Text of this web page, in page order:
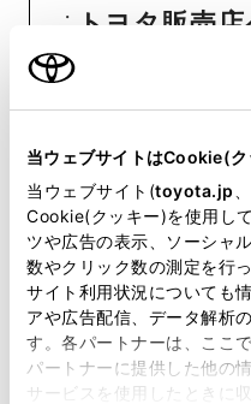
当ウェブサイトはCookie(ク
当ウェブサイト(toyota.jp
Cookie(クッキー)を使用し
ツや広告の表示、ソーシャ
数やクリック数の測定を行
サイト利用状況についても
アや広告配信、データ解析
す。各パートナーは、ここ
パートナーに提供した他の
サービスを使用したときに
トヨタ販売
は、自動車検
用意いただく
が可能です。
リコール